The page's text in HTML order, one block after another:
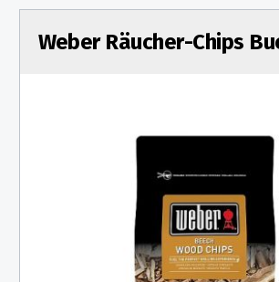
Weber Räucher-Chips